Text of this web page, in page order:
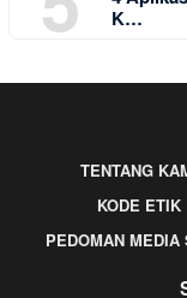
K…
TENTANG
KODE ETIK
PEDOMAN MEDIA